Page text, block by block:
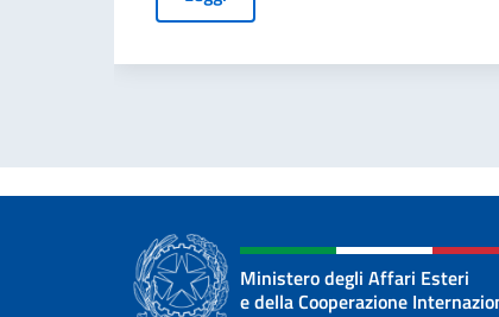
Ministero degli Affari Esteri
e della Cooperazione